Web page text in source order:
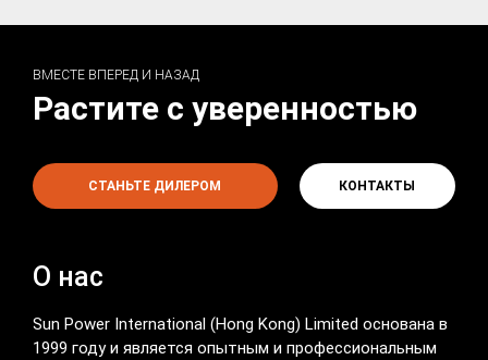
ВМЕСТЕ ВПЕРЕД И НАЗАД
Растите с уверенностью
СТАНЬТЕ ДИЛЕРОМ КОНТАКТЫ
О нас
Sun Power International (Hong Kong) Limited основана в
1999 году и является опытным и профессиональным